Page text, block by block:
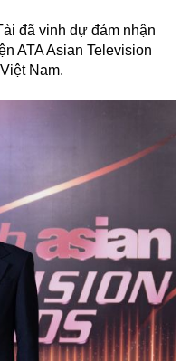
đã vinh dự đảm nhận
ATA Asian Television
Nam.